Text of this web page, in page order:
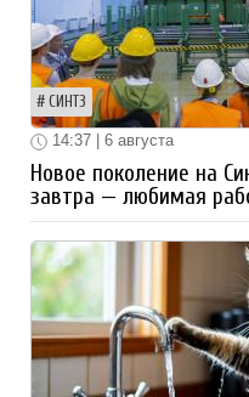
СИНТЗ
14:37 | 6 августа
Новое поколение на
завтра — любимая